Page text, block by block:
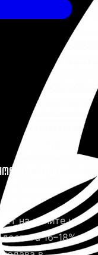
в Пловдив
на цените на
16–18%,